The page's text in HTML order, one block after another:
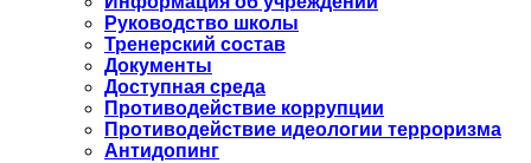
Руководство школы
Тренерский состав
Документы
Доступная среда
Противодействие коррупции
Противодействие идеологии терроризма
Антидопинг